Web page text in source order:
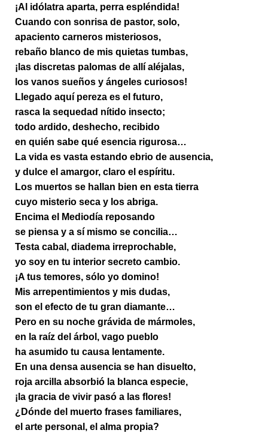
¡Al idólatra aparta, perra espléndida!
Cuando con sonrisa de pastor, solo,
apaciento carneros misteriosos,
rebaño blanco de mis quietas tumbas,
¡las discretas palomas de allí aléjalas,
los vanos sueños y ángeles curiosos!
Llegado aquí pereza es el futuro,
rasca la sequedad nítido insecto;
todo ardido, deshecho, recibido
en quién sabe qué esencia rigurosa…
La vida es vasta estando ebrio de ausencia,
y dulce el amargor, claro el espíritu.
Los muertos se hallan bien en esta tierra
cuyo misterio seca y los abriga.
Encima el Mediodía reposando
se piensa y a sí mismo se concilia…
Testa cabal, diadema irreprochable,
yo soy en tu interior secreto cambio.
¡A tus temores, sólo yo domino!
Mis arrepentimientos y mis dudas,
son el efecto de tu gran diamante…
Pero en su noche grávida de mármoles,
en la raíz del árbol, vago pueblo
ha asumido tu causa lentamente.
En una densa ausencia se han disuelto,
roja arcilla absorbió la blanca especie,
¡la gracia de vivir pasó a las flores!
¿Dónde del muerto frases familiares,
el arte personal, el alma propia?